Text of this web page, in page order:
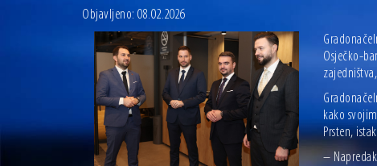
Objavljeno: 08.02.2026
Osječko-
kako
Prsten,
–